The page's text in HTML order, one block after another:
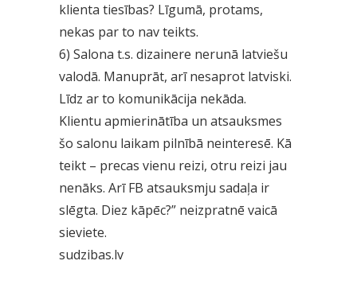
klienta tiesības? Līgumā, protams,
nekas par to nav teikts.
6) Salona t.s. dizainere nerunā latviešu
valodā. Manuprāt, arī nesaprot latviski.
Līdz ar to komunikācija nekāda.
Klientu apmierinātība un atsauksmes
šo salonu laikam pilnībā neinteresē. Kā
teikt – precas vienu reizi, otru reizi jau
nenāks. Arī FB atsauksmju sadaļa ir
slēgta. Diez kāpēc?” neizpratnē vaicā
sieviete.
sudzibas.lv